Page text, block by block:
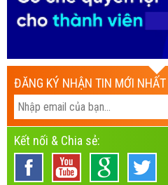
ĐĂNG KÝ NHẬN TIN MỚI NHẤT
Kết nối & Chia sẻ: